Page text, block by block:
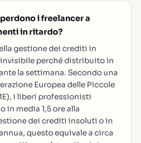
i freelancer a
in ritardo?
gestione dei crediti in
perché distribuito in
la settimana. Secondo una
Europea delle Piccole
i liberi professionisti
in media 1,5 ore alla
dei crediti insoluti o in
questo equivale a circa